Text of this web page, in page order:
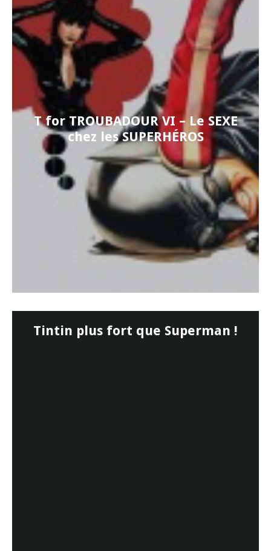
T for TROUBADOUR VI – Le SEXE
chez les SUPERHÉROS
Tintin plus fort que Superman !